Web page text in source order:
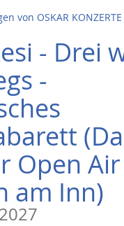
von OSKAR KONZERTE
- Drei
-
(Da
Open
am Inn)